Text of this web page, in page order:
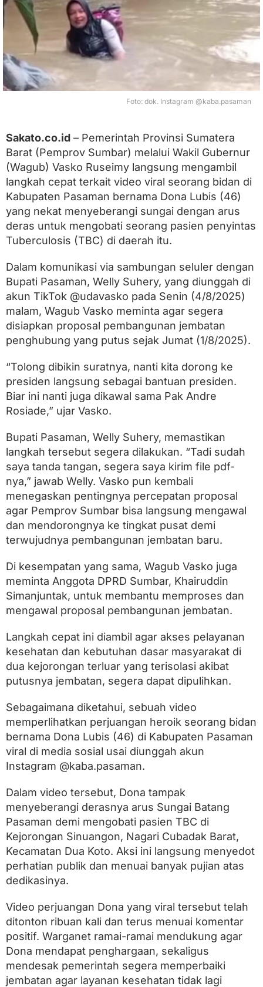
B
i
d
n
D
e
a
n
g
S
u
n
g
a
d
P
a
a
m
a
P
e
p
r
v
S
u
m
b
a
r
G
e
r
a
e
p
a
t
B
n
u
n
e
b
a
t
a
n
Foto: dok. Instagram @kaba.pasaman
Sakato.co.id – Pemerintah Provinsi Sumatera
Barat (Pemprov Sumbar) melalui Wakil Gubernur
(Wagub) Vasko Ruseimy langsung mengambil
langkah cepat terkait video viral seorang bidan di
Kabupaten Pasaman bernama Dona Lubis (46)
yang nekat menyeberangi sungai dengan arus
deras untuk mengobati seorang pasien penyintas
Tuberculosis (TBC) di daerah itu.
Dalam komunikasi via sambungan seluler dengan
Bupati Pasaman, Welly Suhery, yang diunggah di
akun TikTok @udavasko pada Senin (4/8/2025)
malam, Wagub Vasko meminta agar segera
disiapkan proposal pembangunan jembatan
penghubung yang putus sejak Jumat (1/8/2025).
“Tolong dibikin suratnya, nanti kita dorong ke
presiden langsung sebagai bantuan presiden.
Biar ini nanti juga dikawal sama Pak Andre
Rosiade,” ujar Vasko.
Bupati Pasaman, Welly Suhery, memastikan
langkah tersebut segera dilakukan. “Tadi sudah
saya tanda tangan, segera saya kirim file pdf-
nya,” jawab Welly. Vasko pun kembali
menegaskan pentingnya percepatan proposal
agar Pemprov Sumbar bisa langsung mengawal
dan mendorongnya ke tingkat pusat demi
terwujudnya pembangunan jembatan baru.
Di kesempatan yang sama, Wagub Vasko juga
meminta Anggota DPRD Sumbar, Khairuddin
Simanjuntak, untuk membantu memproses dan
mengawal proposal pembangunan jembatan.
Langkah cepat ini diambil agar akses pelayanan
kesehatan dan kebutuhan dasar masyarakat di
dua kejorongan terluar yang terisolasi akibat
putusnya jembatan, segera dapat dipulihkan.
Sebagaimana diketahui, sebuah video
memperlihatkan perjuangan heroik seorang bidan
bernama Dona Lubis (46) di Kabupaten Pasaman
viral di media sosial usai diunggah akun
Instagram @kaba.pasaman.
Dalam video tersebut, Dona tampak
menyeberangi derasnya arus Sungai Batang
Pasaman demi mengobati pasien TBC di
Kejorongan Sinuangon, Nagari Cubadak Barat,
Kecamatan Dua Koto. Aksi ini langsung menyedot
perhatian publik dan menuai banyak pujian atas
dedikasinya.
Video perjuangan Dona yang viral tersebut telah
ditonton ribuan kali dan terus menuai komentar
positif. Warganet ramai-ramai mendukung agar
Dona mendapat penghargaan, sekaligus
mendesak pemerintah segera memperbaiki
jembatan agar layanan kesehatan tidak lagi